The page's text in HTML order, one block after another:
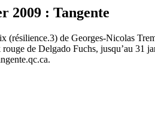
2009 : Tangente
(résilience.3) de Georges-Nicolas
rouge de Delgado Fuchs, jusqu’au